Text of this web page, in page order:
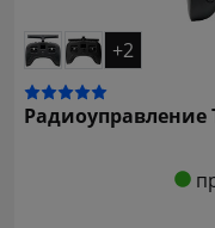
+2
Радиоуправление